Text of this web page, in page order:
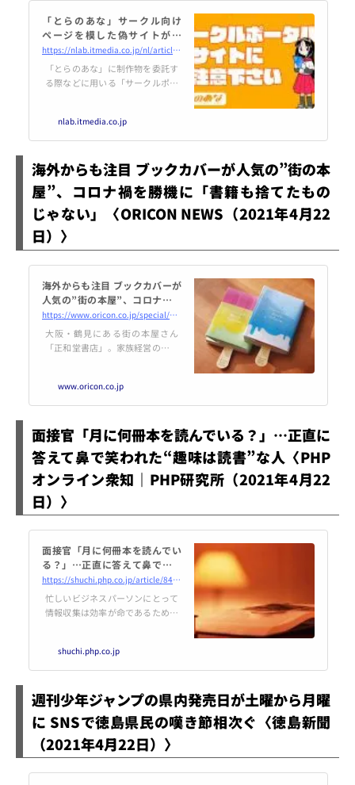
「とらのあな」サークル向け
ページを模した偽サイトが出
現 公式が“見分け方”付きで注
意喚起
https://nlab.itmedia.co.jp/nl/articles/2104/22/news122.html
「とらのあな」に制作物を委託す
る際などに用いる「サークルポー
起を行いました。「サークルポー
タル」のログインページを模した
の上位に掲載されているとして、
同社は見分け方を画像で説明して
いま…
nlab.itmedia.co.jp
海外からも注目 ブックカバーが人気の”街の本
屋”、コロナ禍を勝機に「書籍も捨てたもの
じゃない」〈ORICON NEWS（2021年4月22
日）〉
海外からも注目 ブックカバーが
人気の”街の本屋”、コロナ禍を
勝機に「書籍も捨てたものじゃ
ない」
https://www.oricon.co.jp/special/56224/
大阪・鶴見にある街の本屋さん
「正和堂書店」。家族経営の個人
注目のきっかけの一つが、アイス
キャンディーやクリームソーダな
クカバーとしおりのプレゼント企
イデアがすごい」「最高にかわい
い」とコロナ以前は日本全国、と
きには海外からもファンが訪れた
という。「正和堂書店」のSNS・
広報を担当...
www.oricon.co.jp
面接官「月に何冊本を読んでいる？」…正直に
答えて鼻で笑われた“趣味は読書”な人〈PHP
オンライン衆知｜PHP研究所（2021年4月22
日）〉
面接官「月に何冊本を読んでい
る？」…正直に答えて鼻で笑わ
れた“趣味は読書”な人
https://shuchi.php.co.jp/article/8495
忙しいビジネスパーソンにとって
情報収集は効率が命であるため、
ト・みくりや佐代子氏は、短時間
でしかも記憶に定着する「辞書読
shuchi.php.co.jp
週刊少年ジャンプの県内発売日が土曜から月曜
に SNSで徳島県民の嘆き節相次ぐ〈徳島新聞
（2021年4月22日）〉